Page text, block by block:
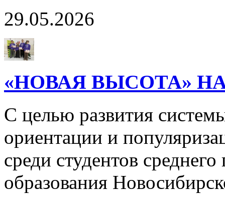
29.05.2026
«НОВАЯ ВЫСОТА»
С целью развития
ориентации и
среди студентов
образования